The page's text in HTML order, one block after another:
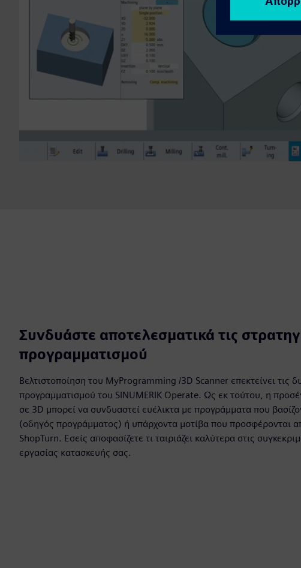
Συνδυάστε αποτελεσματικά τις
προγραμματισμού
Βελτιστοποίηση του MyProgramming /3D Scanner επεκτείνει τις
προγραμματισμού του SINUMERIK Operate. Ως εκ τούτου, η
σε 3D μπορεί να συνδυαστεί ευέλικτα με προγράμματα που
(οδηγός προγράμματος) ή υπάρχοντα μοτίβα που προσφέρονται
ShopTurn. Εσείς αποφασίζετε τι ταιριάζει καλύτερα στις
εργασίας κατασκευής σας.